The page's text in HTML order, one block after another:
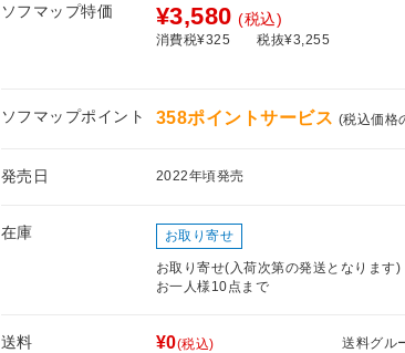
ソフマップ特価 ¥3,580 (税込)
消費税¥325 税抜¥3,255
ソフマップポイント 358ポイントサービス (税込価格
発売日 2022年頃発売
在庫 お取り寄せ
お取り寄せ(入荷次第の発送となります)
お一人様10点まで
送料 ¥0(税込) 送料グル